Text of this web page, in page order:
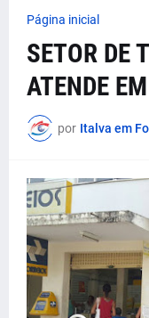
Página inicial
SETOR DE
ATENDE
por Italva em